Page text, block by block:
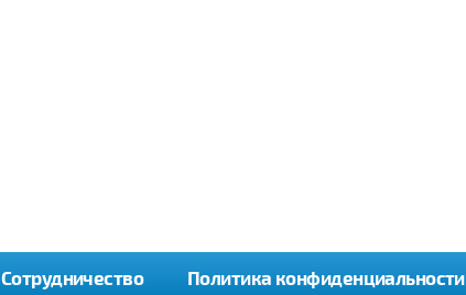
Сотрудничество Политика конфиденциальности